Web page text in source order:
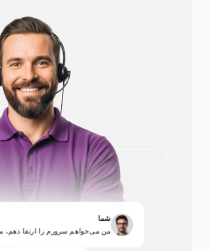
شما
من می‌خواهم سرورم را ارتقا دهم،